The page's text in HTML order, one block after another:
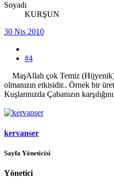
Soyadı
KURŞUN
30 Nis 2010
#4
MaşAllah çok Temiz
olmanızın etkisidir.. Örnek bir
Kuşlarınızda Çabanızın
kervanser
Sayfa Yöneticisi
Yönetici